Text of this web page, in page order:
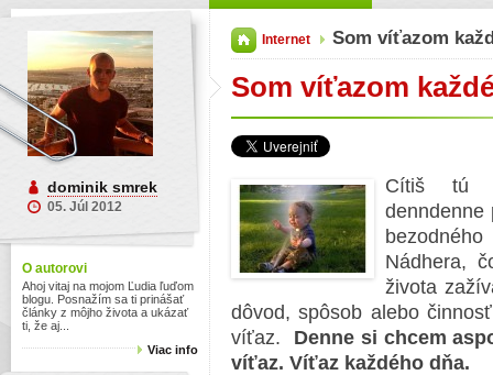
dominik smrek
05. Júl 2012
O autorovi
Ahoj vitaj na mojom Ľudia ľuďom
blogu. Posnažím sa ti prinášať
články z môjho života a ukázať
ti, že aj...
Viac info
Internet Som víťazom
Som víťazom
Cítiš tú
Nádhera,
života
dôvod, spôsob alebo
víťaz.
Denne si chcem
víťaz. Víťaz každého dňa.